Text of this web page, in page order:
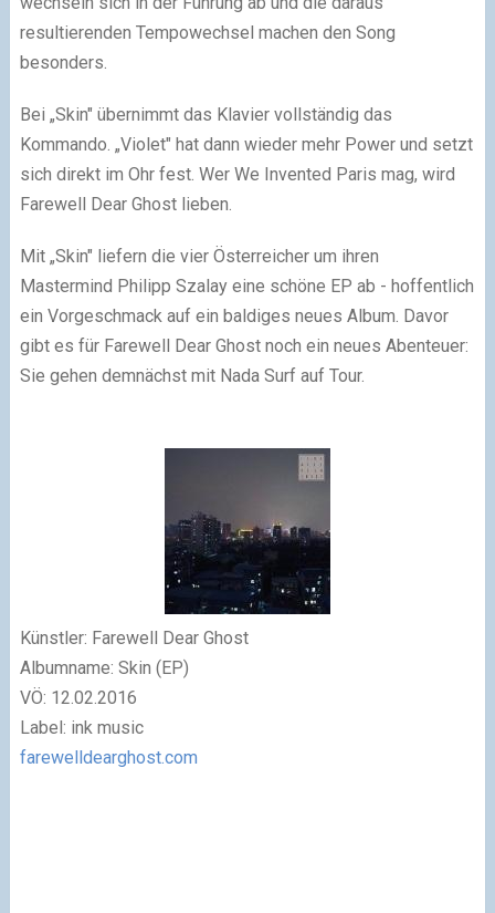
resultierenden Tempowechsel machen den Song
besonders.
Bei „Skin" übernimmt das Klavier vollständig das
Kommando. „Violet" hat dann wieder mehr Power und setzt
sich direkt im Ohr fest. Wer We Invented Paris mag, wird
Farewell Dear Ghost lieben.
Mit „Skin" liefern die vier Österreicher um ihren
Mastermind Philipp Szalay eine schöne EP ab - hoffentlich
ein Vorgeschmack auf ein baldiges neues Album. Davor
gibt es für Farewell Dear Ghost noch ein neues Abenteuer:
Sie gehen demnächst mit Nada Surf auf Tour.
Künstler: Farewell Dear Ghost
Albumname: Skin (EP)
VÖ: 12.02.2016
Label: ink music
farewelldearghost.com